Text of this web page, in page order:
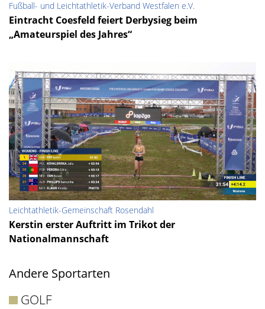
Fußball- und Leichtathletik-Verband Westfalen e.V.
Eintracht Coesfeld feiert Derbysieg beim
„Amateurspiel des Jahres“
Leichtathletik-Gemeinschaft Rosendahl
Kerstin erster Auftritt im Trikot der
Nationalmannschaft
Andere Sportarten
GOLF